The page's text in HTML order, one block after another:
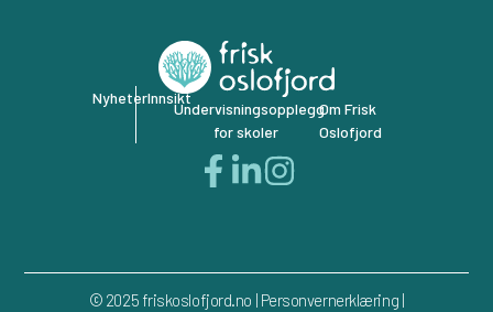
NyheterInnsikt
Undervisningsopplegg
for skoler
Om Frisk
Oslofjord
© 2025 friskoslofjord.no | Personvernerklæring |